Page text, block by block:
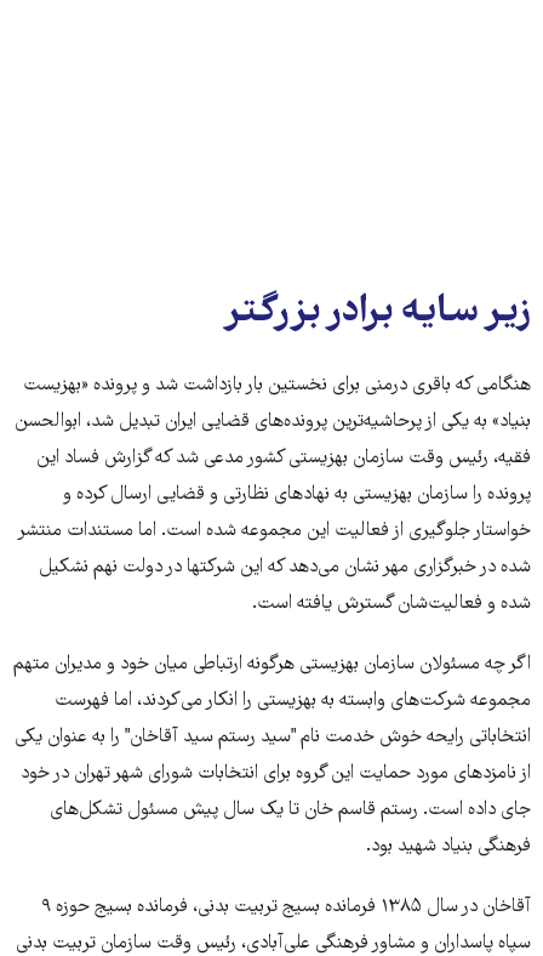
زیر سایه برادر بزرگ‏تر
هنگامی که باقری درمنی برای نخستین بار بازداشت شد و پرونده «بهزیست
بنیاد» به یکی از پرحاشیه‌‏ترین پرونده‌‏های قضایی ایران تبدیل شد، ابوالحسن
فقیه، رئیس وقت سازمان بهزیستی کشور مدعی شد که گزارش فساد این
پرونده را سازمان بهزیستی به نهادهای نظارتی و قضایی ارسال کرده و
خواستار جلوگیری از فعالیت این مجموعه شده است. اما مستندات منتشر
شده در خبرگزاری مهر نشان می‌‏دهد که این شرکت‏ها در دولت نهم نشکیل
شده‏ و فعالیت‌شان گسترش یافته است.
اگر چه مسئولان سازمان بهزیستی هرگونه ارتباطی میان خود و مدیران متهم
مجموعه شرکت‏‌های وابسته به بهزیستی را انکار می‏‌کردند، اما فهرست
انتخاباتی رایحه خوش خدمت نام "سید رستم سید آقاخان" را به عنوان یکی
از نامزدهای مورد حمایت این گروه برای انتخابات شورای شهر تهران در خود
جای داده است. رستم قاسم خان تا یک سال پیش مسئول تشکل‏‌های
فرهنگی بنیاد شهید بود.
آقاخان در سال ۱۳۸۵ فرمانده بسیج تربیت بدنی، فرمانده بسیج حوزه ۹
سپاه پاسداران و مشاور فرهنگی علی‏‌آبادی، رئیس وقت سازمان تربیت بدنی